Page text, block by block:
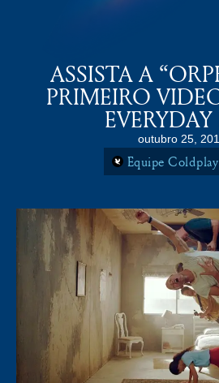
ASSISTA A
PRIMEIRO
EVERYDAY
outubro 25,
Equipe